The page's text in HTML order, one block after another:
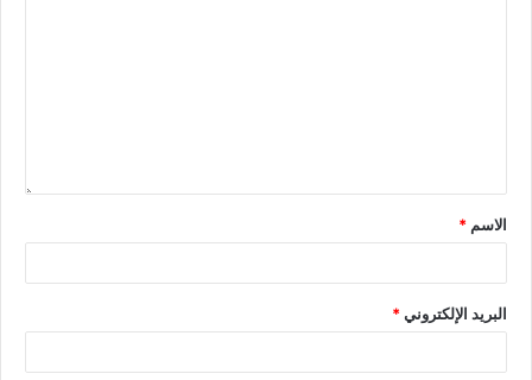
الاسم *
البريد الإلكتروني*